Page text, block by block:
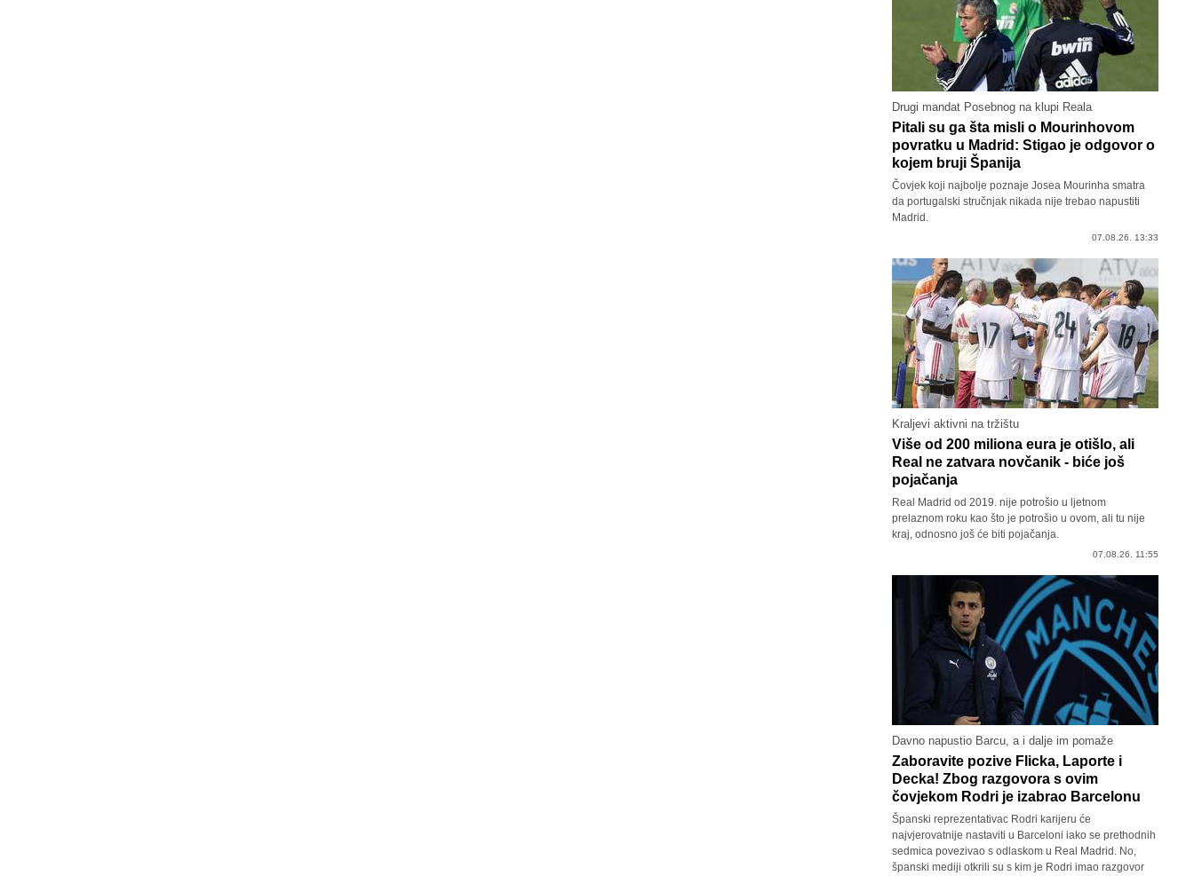
Drugi mandat Posebnog na klupi Reala
Pitali su ga šta misli o Mourinhovom
povratku u Madrid: Stigao je odgovor o
kojem bruji Španija
Čovjek koji najbolje poznaje Josea Mourinha smatra
da portugalski stručnjak nikada nije trebao napustiti
Madrid.
07.08.26. 13:33
Kraljevi aktivni na tržištu
Više od 200 miliona eura je otišlo, ali
Real ne zatvara novčanik - biće još
pojačanja
Real Madrid od 2019. nije potrošio u ljetnom
prelaznom roku kao što je potrošio u ovom, ali tu nije
kraj, odnosno još će biti pojačanja.
07.08.26. 11:55
Davno napustio Barcu, a i dalje im pomaže
Zaboravite pozive Flicka, Laporte i
Decka! Zbog razgovora s ovim
čovjekom Rodri je izabrao Barcelonu
Španski reprezentativac Rodri karijeru će
najvjerovatnije nastaviti u Barceloni iako se prethodnih
sedmica povezivao s odlaskom u Real Madrid. No,
španski mediji otkrili su s kim je Rodri imao razgovor